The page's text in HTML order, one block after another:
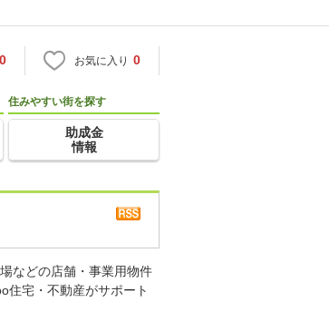
0 お気に入り 0
住みやすい街を探す
助成金
情報
などの店舗・事業用物件
住宅・不動産がサポート